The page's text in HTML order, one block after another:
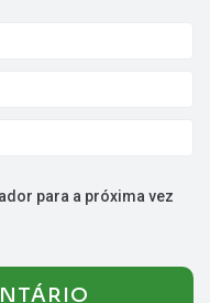
para a próxima vez